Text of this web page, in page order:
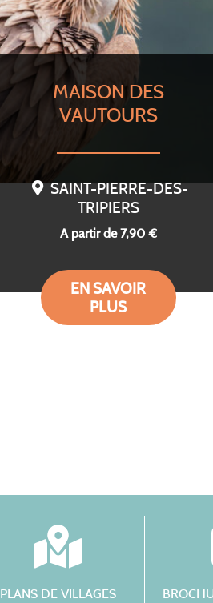
MAISON DES
VAUTOURS
SAINT-PIERRE-DES-
TRIPIERS
A partir de 7,90 €
EN SAVOIR
PLUS
PLANS DE VILLAGES